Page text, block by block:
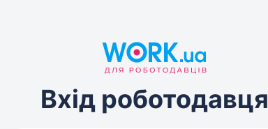
Вхід роботодавця